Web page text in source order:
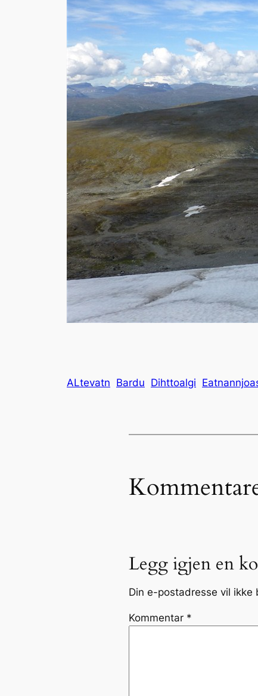
ALtevatn Bardu Dihttoalgi
Legg igjen en
Din e-postadresse vil ikke
Kommentar *